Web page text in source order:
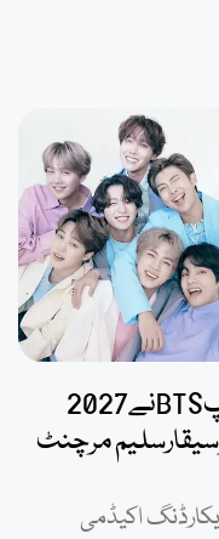
عالمی شہرت یافتہ کےپاپ گروپBTSنے2027
مرچنٹ
اکیڈمی